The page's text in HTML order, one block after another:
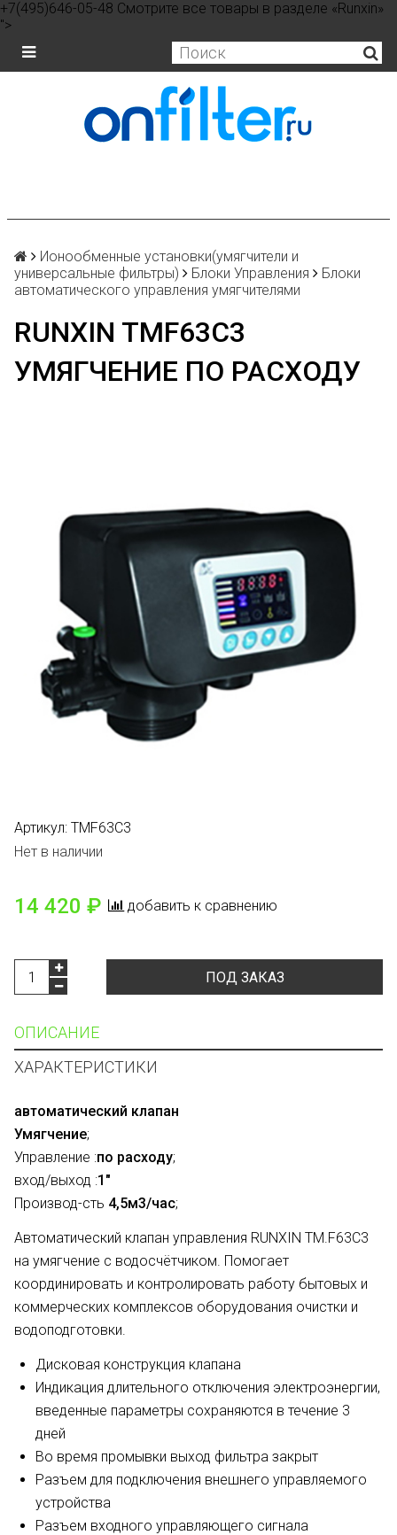
+7(495)646-05-48 Смотрите все товары в разделе «Runxin»
">
Ионообменные установки(умягчители и
универсальные фильтры)
Блоки Управления
Блоки
автоматического управления умягчителями
RUNXIN TMF63C3
УМЯГЧЕНИЕ ПО РАСХОДУ
Артикул: TMF63C3
Нет в наличии
14 420 ₽ добавить к сравнению
ПОД ЗАКАЗ
ОПИСАНИЕ
ХАРАКТЕРИСТИКИ
автоматический клапан
Умягчение;
Управление :по расходу;
вход/выход :1"
Производ-сть 4,5м3/час;
Автоматический клапан управления RUNXIN TM.F63C3
на умягчение с водосчётчиком. Помогает
координировать и контролировать работу бытовых и
коммерческих комплексов оборудования очистки и
водоподготовки.
Дисковая конструкция клапана
Индикация длительного отключения электроэнергии,
введенные параметры сохраняются в течение 3
дней
Во время промывки выход фильтра закрыт
Разъем для подключения внешнего управляемого
устройства
Разъем входного управляющего сигнала